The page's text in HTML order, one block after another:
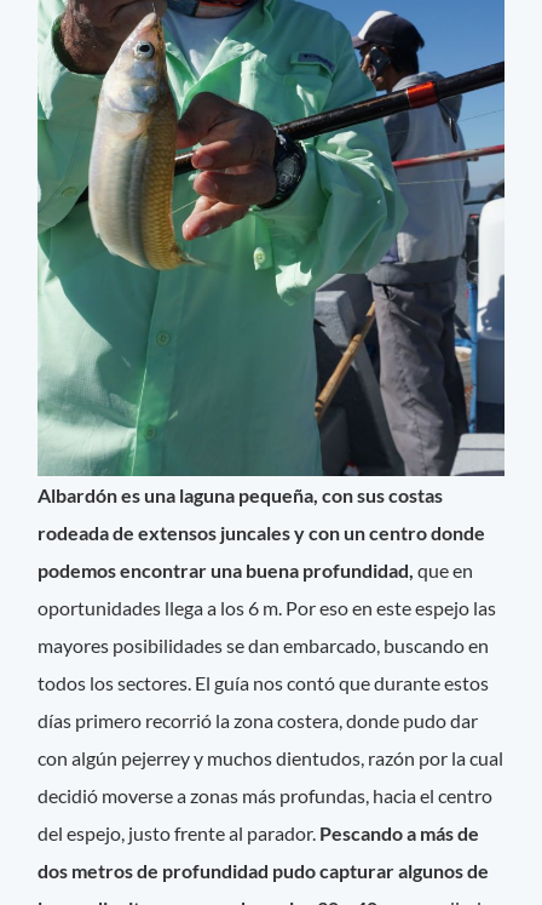
Albardón es una laguna pequeña, con sus costas
rodeada de extensos juncales y con un centro donde
podemos encontrar una buena profundidad, que en
oportunidades llega a los 6 m. Por eso en este espejo las
mayores posibilidades se dan embarcado, buscando en
todos los sectores. El guía nos contó que durante estos
días primero recorrió la zona costera, donde pudo dar
con algún pejerrey y muchos dientudos, razón por la cual
decidió moverse a zonas más profundas, hacia el centro
del espejo, justo frente al parador. Pescando a más de
dos metros de profundidad pudo capturar algunos de